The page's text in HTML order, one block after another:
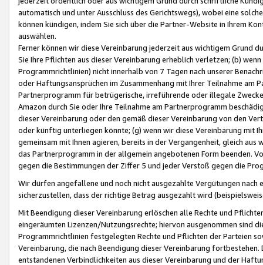
automatisch und unter Ausschluss des Gerichtswegs), wobei eine
können kündigen, indem Sie sich über die Partner-Website in Ihrem
auswählen.
Ferner können wir diese Vereinbarung jederzeit aus wichtigem Grund
Sie Ihre Pflichten aus dieser Vereinbarung erheblich verletzen; (b)
Programmrichtlinien) nicht innerhalb von 7 Tagen nach unserer
oder Haftungsansprüchen im Zusammenhang mit Ihrer Teilnahme am
Partnerprogramm für betrügerische, irreführende oder illegale
Amazon durch Sie oder Ihre Teilnahme am Partnerprogramm
dieser Vereinbarung oder den gemäß dieser Vereinbarung von den
oder künftig unterliegen könnte; (g) wenn wir diese Vereinbarung mit
gemeinsam mit Ihnen agieren, bereits in der Vergangenheit, gleich
das Partnerprogramm in der allgemein angebotenen Form beenden.
gegen die Bestimmungen der Ziffer 5 und jeder Verstoß gegen die
Wir dürfen angefallene und noch nicht ausgezahlte Vergütungen
sicherzustellen, dass der richtige Betrag ausgezahlt wird
Mit Beendigung dieser Vereinbarung erlöschen alle Rechte und
eingeräumten Lizenzen/Nutzungsrechte; hiervon ausgenommen sind
Programmrichtlinien festgelegten Rechte und Pflichten der Parteien
Vereinbarung, die nach Beendigung dieser Vereinbarung
entstandenen Verbindlichkeiten aus dieser Vereinbarung und der